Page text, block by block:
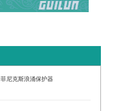
菲尼克斯浪涌保护器